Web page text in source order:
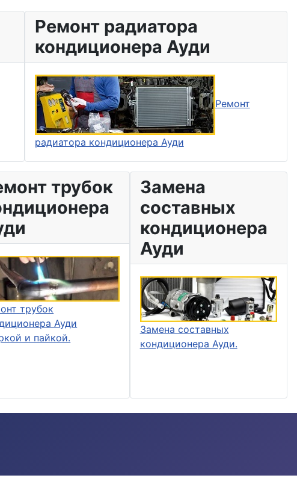
Ремонт радиатора
кондиционера Ауди
Ремонт
радиатора кондиционера Ауди
трубок
трубок
Ауди
и пайкой.
Замена
составных
кондиционера
Ауди
Замена составных
кондиционера Ауди.